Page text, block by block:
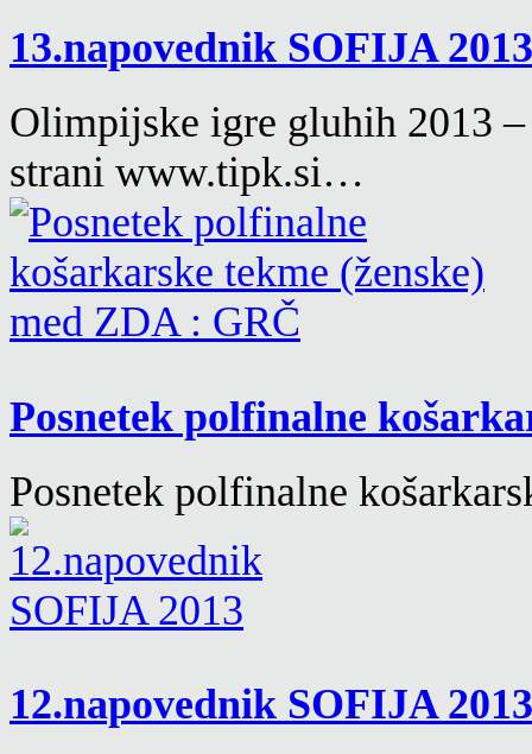
13.napovednik SOFIJA
Olimpijske igre gluhih 2013
strani www.tipk.si…
Posnetek polfinalne
Posnetek polfinalne
12.napovednik SOFIJA